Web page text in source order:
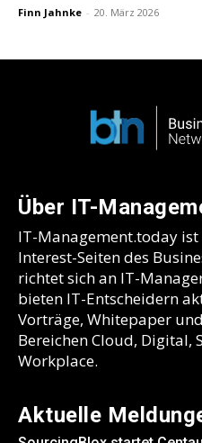
Finn Jahnke - 20. März 2026
Über IT-
IT-Management.today
Interest-Seiten des
richtet sich an IT-
bieten IT-Entscheidern
Vorträge, Whitepaper
Bereichen Cloud, Digital,
Workplace.
Aktuelle